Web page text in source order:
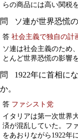
らの商品には高い関税
ソ連が世界恐慌
答 社会主義で独自の計
ソ連は社会主義のため
とんど世界恐慌の影響
1922年に首相に
か。
答 ファシスト党
イタリアは第一次世界
済が混乱していた。フ
をあおりながら1922年